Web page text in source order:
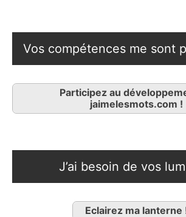
Vos compétences me sont
Participez au
jaimelesmots.com !
J’ai besoin de vos
Eclairez ma lanterne